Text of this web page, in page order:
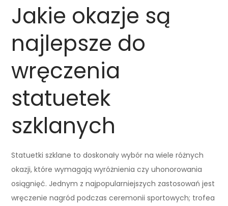
Jakie okazje są
najlepsze do
wręczenia
statuetek
szklanych
Statuetki szklane to doskonały wybór na wiele różnych
okazji, które wymagają wyróżnienia czy uhonorowania
osiągnięć. Jednym z najpopularniejszych zastosowań jest
wręczenie nagród podczas ceremonii sportowych; trofea